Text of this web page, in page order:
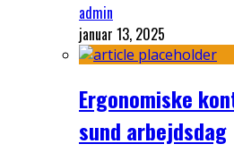
admin
januar 13, 2025
Ergonomiske
sund arbejdsdag